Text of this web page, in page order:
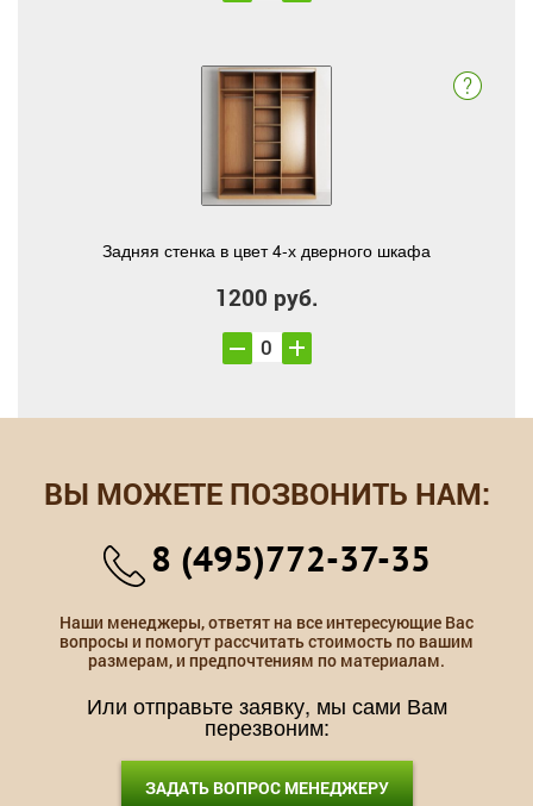
Задняя стенка в цвет 4-х дверного шкафа
1200 руб.
ВЫ МОЖЕТЕ ПОЗВОНИТЬ НАМ:
8 (495)772-37-35
Наши менеджеры, ответят на все интересующие Вас
вопросы и помогут рассчитать стоимость по вашим
размерам, и предпочтениям по материалам.
Или отправьте заявку, мы сами Вам
перезвоним:
ЗАДАТЬ ВОПРОС МЕНЕДЖЕРУ